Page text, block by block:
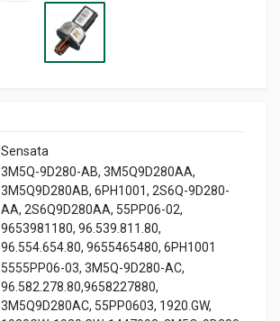
Sensata
3M5Q-9D280-AB, 3M5Q9D280AA,
3M5Q9D280AB, 6PH1001, 2S6Q-9D280-
AA, 2S6Q9D280AA, 55PP06-02,
9653981180, 96.539.811.80,
96.554.654.80, 9655465480, 6PH1001
5555PP06-03, 3M5Q-9D280-AC,
96.582.278.80,9658227880,
3M5Q9D280AC, 55PP0603, 1920.GW,